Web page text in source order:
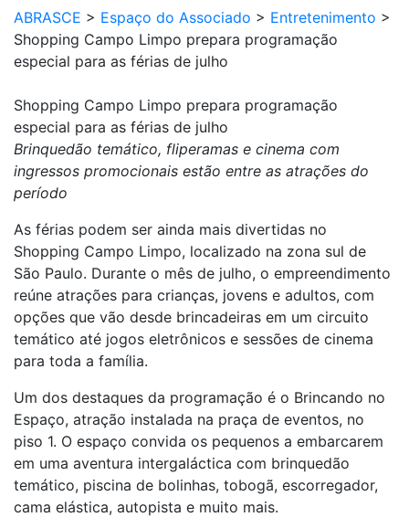
ABRASCE > Espaço do Associado > Entretenimento >
Shopping Campo Limpo prepara programação
especial para as férias de julho
Shopping Campo Limpo prepara programação
especial para as férias de julho
Brinquedão temático, fliperamas e cinema com
ingressos promocionais estão entre as atrações do
período
As férias podem ser ainda mais divertidas no
Shopping Campo Limpo, localizado na zona sul de
São Paulo. Durante o mês de julho, o empreendimento
reúne atrações para crianças, jovens e adultos, com
opções que vão desde brincadeiras em um circuito
temático até jogos eletrônicos e sessões de cinema
para toda a família.
Um dos destaques da programação é o Brincando no
Espaço, atração instalada na praça de eventos, no
piso 1. O espaço convida os pequenos a embarcarem
em uma aventura intergaláctica com brinquedão
temático, piscina de bolinhas, tobogã, escorregador,
cama elástica, autopista e muito mais.